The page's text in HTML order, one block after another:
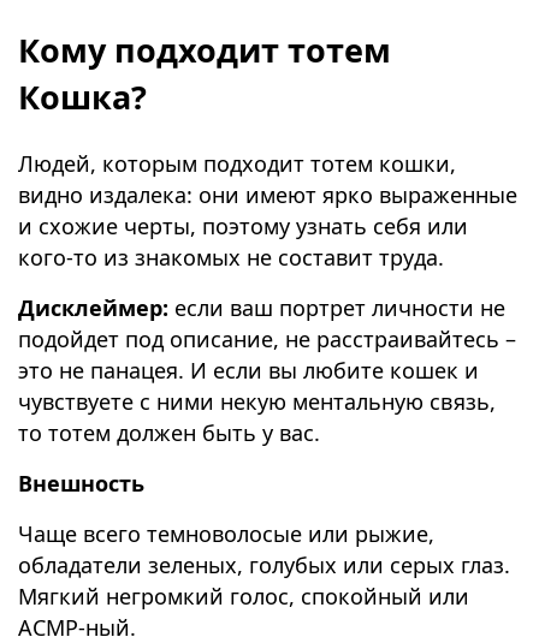
Кому подходит тотем
Кошка?
Людей, которым подходит тотем кошки,
видно издалека: они имеют ярко выраженные
и схожие черты, поэтому узнать себя или
кого-то из знакомых не составит труда.
Дисклеймер: если ваш портрет личности не
подойдет под описание, не расстраивайтесь –
это не панацея. И если вы любите кошек и
чувствуете с ними некую ментальную связь,
то тотем должен быть у вас.
Внешность
Чаще всего темноволосые или рыжие,
обладатели зеленых, голубых или серых глаз.
Мягкий негромкий голос, спокойный или
АСМР-ный.